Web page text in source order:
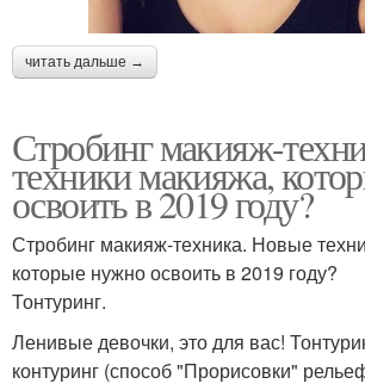
читать дальше →
Стробинг макияж-
техники макияжа,
освоить в 2019 году?
Стробинг макияж-техника. Новые
которые нужно освоить в 2019 году?
Тонтуринг.
Ленивые девочки, это для вас!
контуринг (способ "Прорисовки"